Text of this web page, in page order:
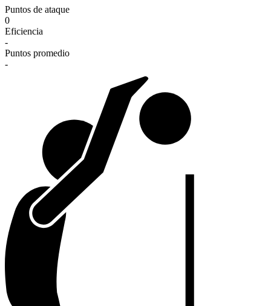
Puntos de ataque
0
Eficiencia
-
Puntos promedio
-